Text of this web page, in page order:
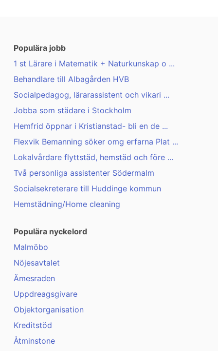
Populära jobb
1 st Lärare i Matematik + Naturkunskap o ...
Behandlare till Albagården HVB
Socialpedagog, lärarassistent och vikari ...
Jobba som städare i Stockholm
Hemfrid öppnar i Kristianstad- bli en de ...
Flexvik Bemanning söker omg erfarna Plat ...
Lokalvårdare flyttstäd, hemstäd och före ...
Två personliga assistenter Södermalm
Socialsekreterare till Huddinge kommun
Hemstädning/Home cleaning
Populära nyckelord
Malmöbo
Nöjesavtalet
Ämesraden
Uppdreagsgivare
Objektorganisation
Kreditstöd
Åtminstone